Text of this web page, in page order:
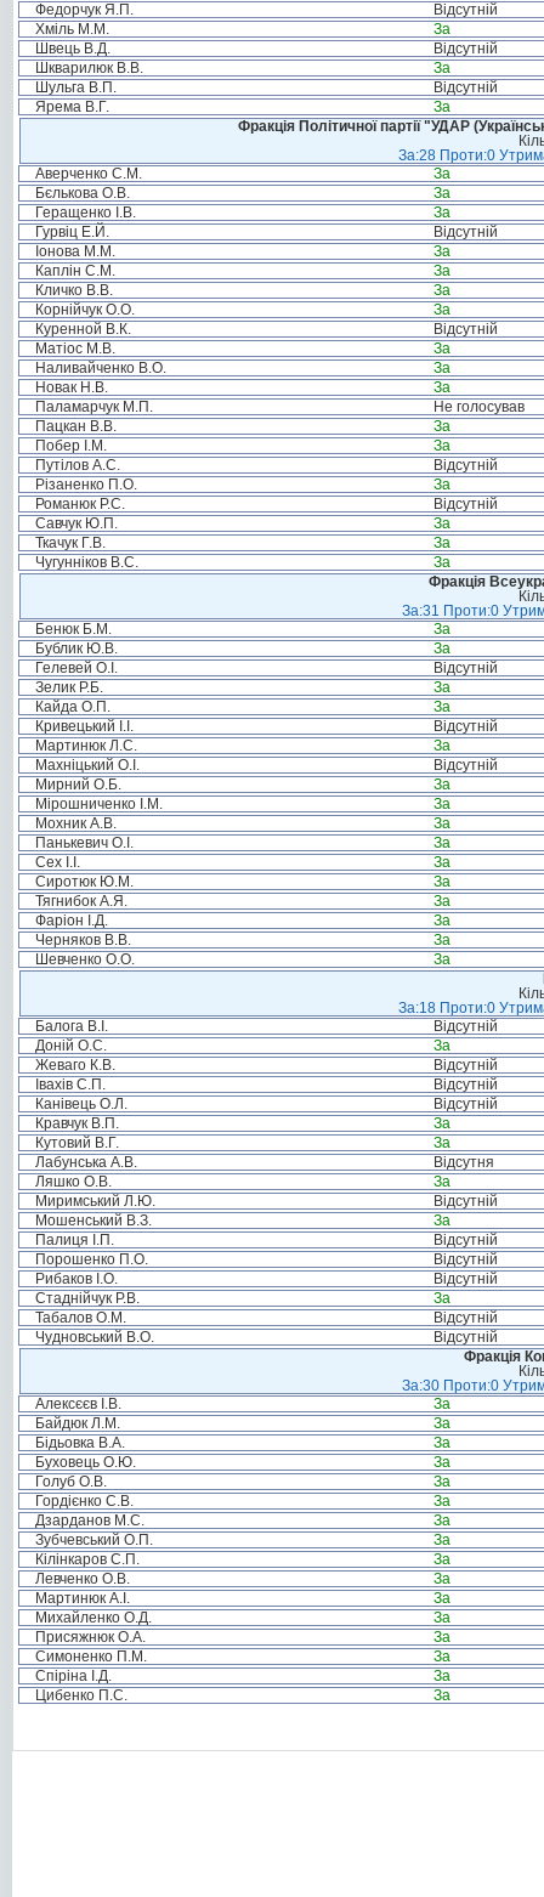
Федорчук Я.П.
Відсутній
Хміль М.М.
За
Швець В.Д.
Відсутній
Шкварилюк В.В.
За
Шульга В.П.
Відсутній
Ярема В.Г.
За
Фракція Політичної партії "УДАР
За:28 Проти:0
Аверченко С.М.
За
Бєлькова О.В.
За
Геращенко І.В.
За
Гурвіц Е.Й.
Відсутній
Іонова М.М.
За
Каплін С.М.
За
Кличко В.В.
За
Корнійчук О.О.
За
Куренной В.К.
Відсутній
Матіос М.В.
За
Наливайченко В.О.
За
Новак Н.В.
За
Паламарчук М.П.
Не голосував
Пацкан В.В.
За
Побер І.М.
За
Путілов А.С.
Відсутній
Різаненко П.О.
За
Романюк Р.С.
Відсутній
Савчук Ю.П.
За
Ткачук Г.В.
За
Чугунніков В.С.
За
Фракція
За:31 Проти:0
Бенюк Б.М.
За
Бублик Ю.В.
За
Гелевей О.І.
Відсутній
Зелик Р.Б.
За
Кайда О.П.
За
Кривецький І.І.
Відсутній
Мартинюк Л.С.
За
Махніцький О.І.
Відсутній
Мирний О.Б.
За
Мірошниченко І.М.
За
Мохник А.В.
За
Панькевич О.І.
За
Сех І.І.
За
Сиротюк Ю.М.
За
Тягнибок А.Я.
За
Фаріон І.Д.
За
Черняков В.В.
За
Шевченко О.О.
За
За:18 Проти:0
Балога В.І.
Відсутній
Доній О.С.
За
Жеваго К.В.
Відсутній
Івахів С.П.
Відсутній
Канівець О.Л.
Відсутній
Кравчук В.П.
За
Кутовий В.Г.
За
Лабунська А.В.
Відсутня
Ляшко О.В.
За
Миримський Л.Ю.
Відсутній
Мошенський В.З.
За
Палиця І.П.
Відсутній
Порошенко П.О.
Відсутній
Рибаков І.О.
Відсутній
Стаднійчук Р.В.
За
Табалов О.М.
Відсутній
Чудновський В.О.
Відсутній
Фракція
За:30 Проти:0
Алексєєв І.В.
За
Байдюк Л.М.
За
Бідьовка В.А.
За
Буховець О.Ю.
За
Голуб О.В.
За
Гордієнко С.В.
За
Дзарданов М.С.
За
Зубчевський О.П.
За
Кілінкаров С.П.
За
Левченко О.В.
За
Мартинюк А.І.
За
Михайленко О.Д.
За
Присяжнюк О.А.
За
Симоненко П.М.
За
Спіріна І.Д.
За
Цибенко П.С.
За